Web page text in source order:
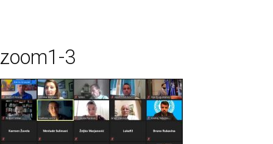
zoom1-3